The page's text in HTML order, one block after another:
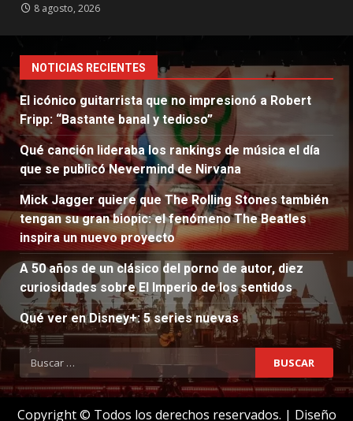
8 agosto, 2026
NOTICIAS RECIENTES
El icónico guitarrista que no impresionó a Robert
Fripp: “Bastante banal y tedioso”
Qué canción lideraba los rankings de música el día
que se publicó Nevermind de Nirvana
Mick Jagger quiere que The Rolling Stones también
tengan su gran biopic: el fenómeno The Beatles
inspira un nuevo proyecto
A 50 años de un clásico del porno de autor, diez
curiosidades sobre El Imperio de los sentidos
Qué ver en Disney+: 5 series nuevas
Buscar:
Copyright © Todos los derechos reservados. | Diseño